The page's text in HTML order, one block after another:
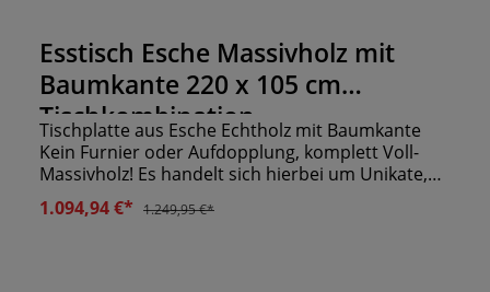
Esstisch Esche Massivholz mit
Baumkante 220 x 105 cm
Tischkombination
Tischplatte aus Esche Echtholz mit Baumkante
Kein Furnier oder Aufdopplung, komplett Voll-
Massivholz! Es handelt sich hierbei um Unikate,
daher sind Reklamationen durch Farbe, Risse,
Brüche, Unebenheiten, Maßunterschiede usw.
1.094,94 €* 1.249,95 €*